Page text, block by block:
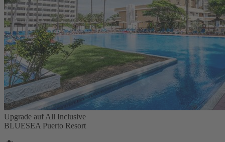
Upgrade auf All Inclusive
BLUESEA Puerto Resort